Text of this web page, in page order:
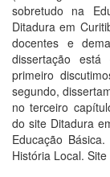
sobretudo na
Ditadura em
docentes e
dissertação
primeiro
segundo,
no terceiro
do site Ditadura
Educação
História Local.